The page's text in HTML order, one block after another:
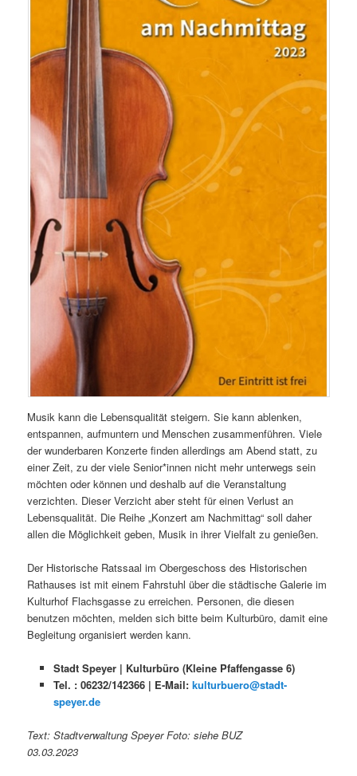
Musik kann die Lebensqualität steigern. Sie kann ablenken,
entspannen, aufmuntern und Menschen zusammenführen. Viele
der wunderbaren Konzerte finden allerdings am Abend statt, zu
einer Zeit, zu der viele Senior*innen nicht mehr unterwegs sein
möchten oder können und deshalb auf die Veranstaltung
verzichten. Dieser Verzicht aber steht für einen Verlust an
Lebensqualität. Die Reihe „Konzert am Nachmittag“ soll daher
allen die Möglichkeit geben, Musik in ihrer Vielfalt zu genießen.
Der Historische Ratssaal im Obergeschoss des Historischen
Rathauses ist mit einem Fahrstuhl über die städtische Galerie im
Kulturhof Flachsgasse zu erreichen. Personen, die diesen
benutzen möchten, melden sich bitte beim Kulturbüro, damit eine
Begleitung organisiert werden kann.
Stadt Speyer | Kulturbüro (Kleine Pfaffengasse 6)
Tel. : 06232/142366 | E-Mail: kulturbuero@stadt-
speyer.de
Text: Stadtverwaltung Speyer Foto: siehe BUZ
03.03.2023